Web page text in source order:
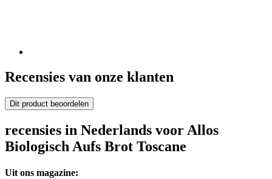
Recensies van onze klanten
Dit product beoordelen
recensies in Nederlands voor Allos
Biologisch Aufs Brot Toscane
Uit ons magazine: